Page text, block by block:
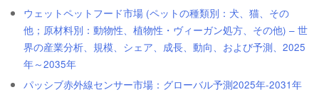
ウェットペットフード市場 (ペットの種類別：犬、猫、その
他；原材料別：動物性、植物性・ヴィーガン処方、その他) – 世
界の産業分析、規模、シェア、成長、動向、および予測、2025
年～2035年
パッシブ赤外線センサー市場：グローバル予測2025年-2031年